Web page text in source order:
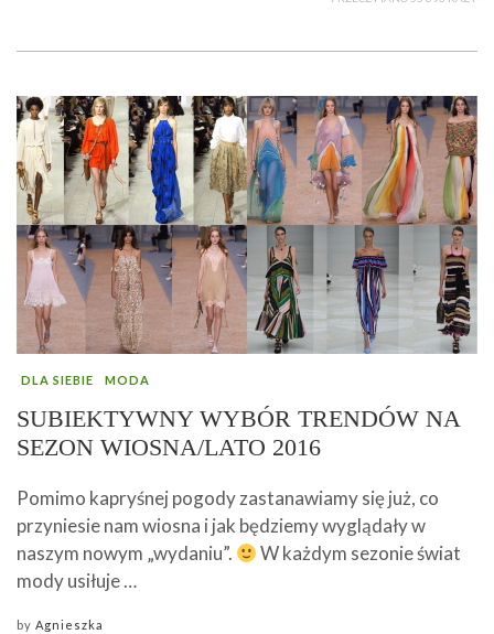
DLA SIEBIE MODA
SUBIEKTYWNY WYBÓR TRENDÓW NA
SEZON WIOSNA/LATO 2016
Pomimo kapryśnej pogody zastanawiamy się już, co
przyniesie nam wiosna i jak będziemy wyglądały w
naszym nowym „wydaniu”.
W każdym sezonie świat
mody usiłuje …
by Agnieszka